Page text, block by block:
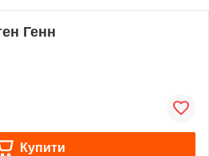
Генн
Купити